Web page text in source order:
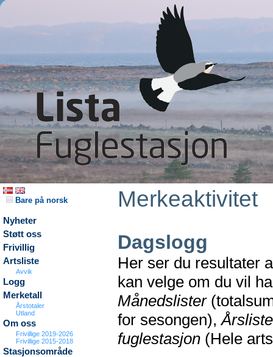
Bare på norsk
Nyheter
Støtt oss
Frivillig
Artsliste
Avvik
Logg
Merketall
Årstotaler
Utland
Om oss
Frivillige 2019-2026
Frivillige 2015-2018
Stasjonsområde
Merkeaktivitet
Dagslogg
Her ser du resultater
kan velge om du vil
Månedslister
for sesongen),
fuglestasjon (Hele